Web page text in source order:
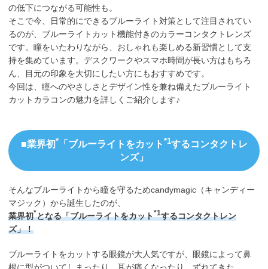
の低下につながる可能性も。
そこで今、日常的にできるブルーライト対策として注目されてい
るのが、ブルーライトカット機能付きのカラーコンタクトレンズ
です。瞳をいたわりながら、おしゃれも楽しめる新習慣として支
持を集めています。デスクワークやスマホ時間が長い方はもちろ
ん、目元の印象を大切にしたい方にもおすすめです。
今回は、瞳へのやさしさとデザイン性を兼ね備えたブルーライト
カットカラコンの魅力を詳しくご紹介します♪
■業界初*「ブルーライトをカット *1するコンタクトレ
ンズ」
そんなブルーライトから瞳を守るためcandymagic（キャンディー
マジック）から誕生したのが、
業界初*となる「ブルーライトをカット*1するコンタクトレン
ズ」！
ブルーライトをカットする眼鏡が大人気ですが、眼鏡によって鼻